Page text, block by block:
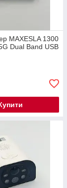
MAXESLA 1300
Dual Band USB